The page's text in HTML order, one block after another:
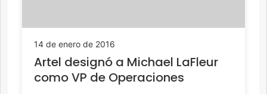
14 de enero de 2016
Artel designó a Michael LaFleur
como VP de Operaciones